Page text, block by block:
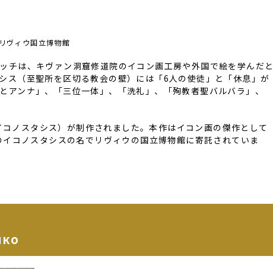
ヴィウ国立博物館
チは、キヴァン洞窟修道院のイコン画工房や外国で絵を学んだと
ス（至聖所を区切る教会の壁）には「6人の使徒」と「休息」が
ンナ」、「三位一体」、「洗礼」、「殉教者聖バルバラ」、
ノスタシス）が制作されました。本作はイコン画の傑作として
コノスタシスの名でリヴィウの国立博物館に寄託されていま